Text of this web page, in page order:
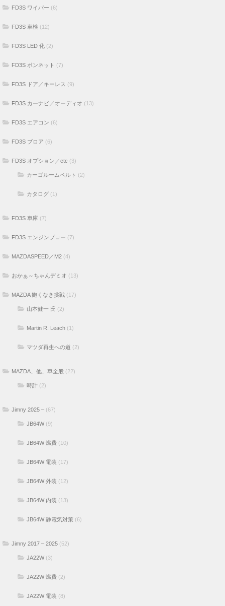
FD3S ワイパー (6)
FD3S 車検 (12)
FD3S LED 化 (2)
FD3S ボンネット (7)
FD3S ドア／キーレス (9)
FD3S カーナビ／オーディオ (13)
FD3S エアコン (6)
FD3S ブロア (6)
FD3S オプション／etc (3)
カーゴルームベルト (2)
カタログ (1)
FD3S 車庫 (7)
FD3S エンジンブロー (7)
MAZDASPEED／M2 (4)
おかぁ～ちゃんデミオ (13)
MAZDA 飽くなき挑戦 (17)
山本健一 氏 (2)
Martin R. Leach (1)
マツダ再生への道 (2)
MAZDA、他、車全般 (22)
時計 (2)
Jimny 2025 – (67)
JB64W(9)
JB64W 燃費 (10)
JB64W 電装 (17)
JB64W 外装 (12)
JB64W 内装 (13)
JB64W 静電気対策 (6)
Jimny 2017 – 2025 (52)
JA22W(3)
JA22W 燃費 (2)
JA22W 電装 (8)